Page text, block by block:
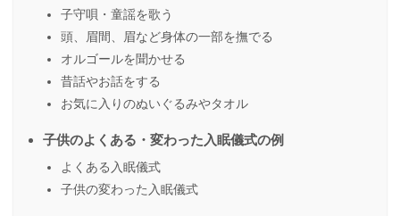
子守唄・童謡を歌う
頭、眉間、眉など身体の一部を撫でる
オルゴールを聞かせる
昔話やお話をする
お気に入りのぬいぐるみやタオル
子供のよくある・変わった入眠儀式の例
よくある入眠儀式
子供の変わった入眠儀式